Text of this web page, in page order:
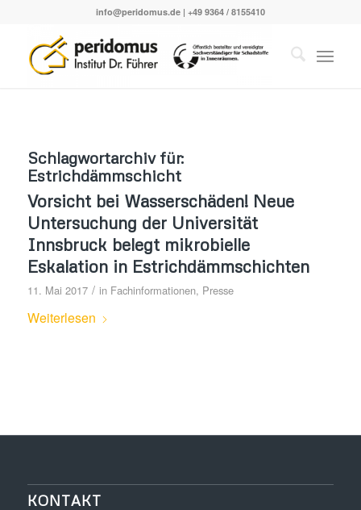
info@peridomus.de| +49 9364 / 8155410
Schlagwortarchiv für:
Estrichdämmschicht
Vorsicht bei Wasserschäden! Neue
Untersuchung der Universität
Innsbruck belegt mikrobielle
Eskalation in Estrichdämmschichten
11. Mai 2017 / in Fachinformationen, Presse
Weiterlesen
KONTAKT